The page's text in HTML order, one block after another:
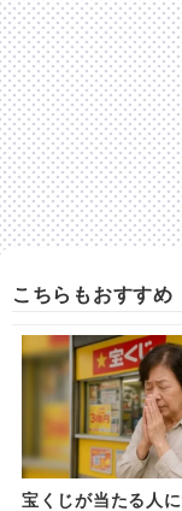
こちらもおすすめ
宝くじが当たる人